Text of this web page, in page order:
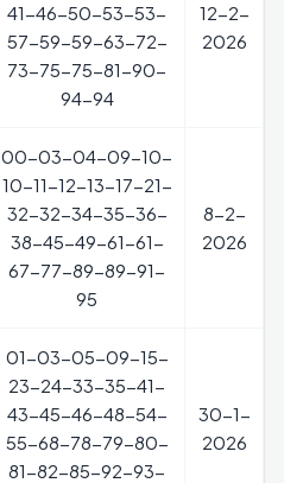
41-46-50-53-53-
57-59-59-63-72-
73-75-75-81-90-
94-94
12-2-
2026
00-03-04-09-10-
10-11-12-13-17-21-
32-32-34-35-36-
38-45-49-61-61-
67-77-89-89-91-
95
8-2-
2026
01-03-05-09-15-
23-24-33-35-41-
43-45-46-48-54-
55-68-78-79-80-
81-82-85-92-93-
30-1-
2026